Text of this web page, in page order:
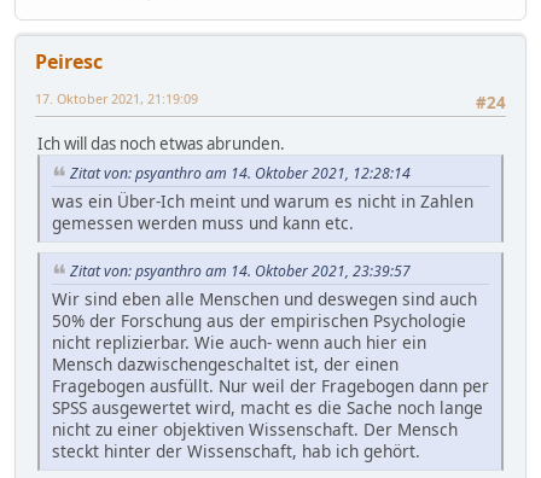
Peiresc
#24
17. Oktober 2021, 21:19:09
Ich will das noch etwas abrunden.
Zitat von: psyanthro am 14. Oktober 2021, 12:28:14
was ein Über-Ich meint und warum es nicht in Zahlen
gemessen werden muss und kann etc.
Zitat von: psyanthro am 14. Oktober 2021, 23:39:57
Wir sind eben alle Menschen und deswegen sind auch
50% der Forschung aus der empirischen Psychologie
nicht replizierbar. Wie auch- wenn auch hier ein
Mensch dazwischengeschaltet ist, der einen
Fragebogen ausfüllt. Nur weil der Fragebogen dann per
SPSS ausgewertet wird, macht es die Sache noch lange
nicht zu einer objektiven Wissenschaft. Der Mensch
steckt hinter der Wissenschaft, hab ich gehört.